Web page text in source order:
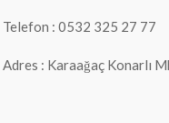
Telefon : 0532 325 27 77
Adres : Karaağaç Konarlı